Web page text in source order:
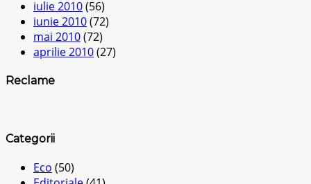
iulie 2010(56)
iunie 2010(72)
mai 2010(72)
aprilie 2010(27)
Reclame
Categorii
Eco (50)